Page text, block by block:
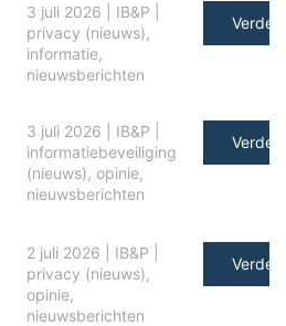
3 juli 2026 IB&P
privacy (nieuws),
informatie,
nieuwsberichten
Verder
3 juli 2026 IB&P
informatiebeveiliging
(nieuws), opinie,
nieuwsberichten
Verder
2 juli 2026 IB&P
privacy (nieuws),
opinie,
nieuwsberichten
Verder